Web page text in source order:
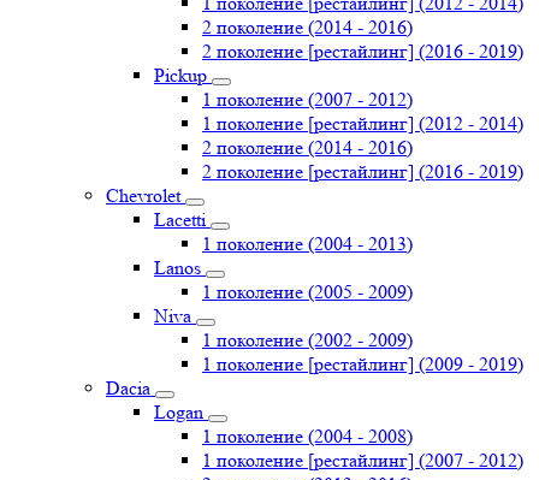
2 поколение (2014 - 2016)
2 поколение [рестайлинг] (2016 - 2019)
Pickup
1 поколение (2007 - 2012)
1 поколение [рестайлинг] (2012 - 2014)
2 поколение (2014 - 2016)
2 поколение [рестайлинг] (2016 - 2019)
Chevrolet
Lacetti
1 поколение (2004 - 2013)
Lanos
1 поколение (2005 - 2009)
Niva
1 поколение (2002 - 2009)
1 поколение [рестайлинг] (2009 - 2019)
Dacia
Logan
1 поколение (2004 - 2008)
1 поколение [рестайлинг] (2007 - 2012)